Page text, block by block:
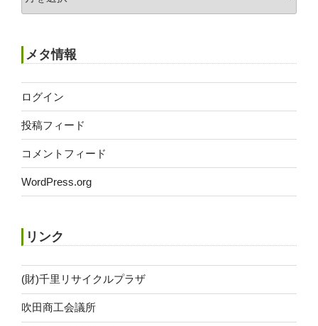
ー
ブ
メタ情報
ログイン
投稿フィード
コメントフィード
WordPress.org
リンク
(財)千里リサイクルプラザ
吹田商工会議所